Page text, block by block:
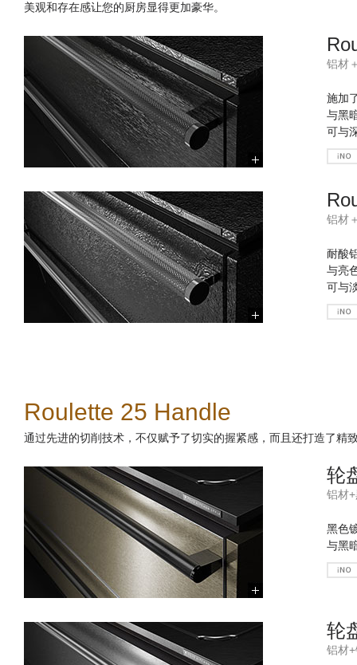
美观和存在感让您的厨房显得更加豪华。
铝材
施加
与黑
可与
铝材
耐酸
与亮
可与
Roulette 25 Handle
通过先进的切削技术，不仅赋予了切实的握紧感，而且还打造了精
轮
铝材
黑色
与黑
轮
铝材